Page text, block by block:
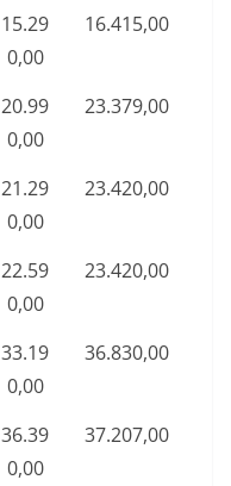
15.29
0,00
16.415,00
20.99
0,00
23.379,00
21.29
0,00
23.420,00
22.59
0,00
23.420,00
33.19
0,00
36.830,00
36.39
0,00
37.207,00